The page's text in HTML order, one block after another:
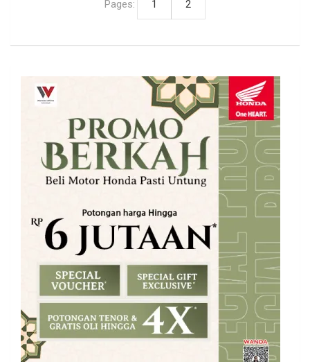
Pages: 1 2